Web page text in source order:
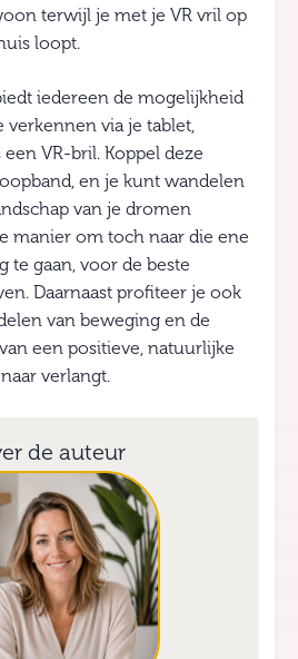
terwijl je met je VR vril op
loopt.
iedereen de mogelijkheid
verkennen via je tablet,
VR-bril. Koppel deze
en je kunt wandelen
van je dromen
manier om toch naar die ene
te gaan, voor de beste
Daarnaast profiteer je ook
van beweging en de
een positieve, natuurlijke
verlangt.
de auteur